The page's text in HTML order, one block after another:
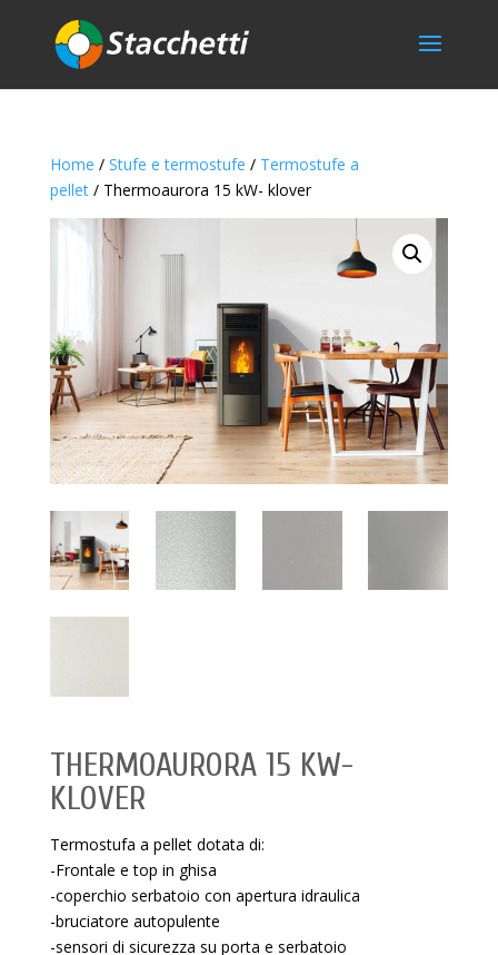
Home / Stufe e termostufe / Termostufe a
pellet/ Thermoaurora 15 kW- klover
THERMOAURORA 15 KW-
KLOVER
Termostufa a pellet dotata di:
-Frontale e top in ghisa
-coperchio serbatoio con apertura idraulica
-bruciatore autopulente
-sensori di sicurezza su porta e serbatoio